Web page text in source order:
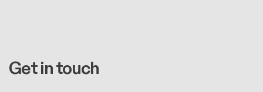
Get in touch